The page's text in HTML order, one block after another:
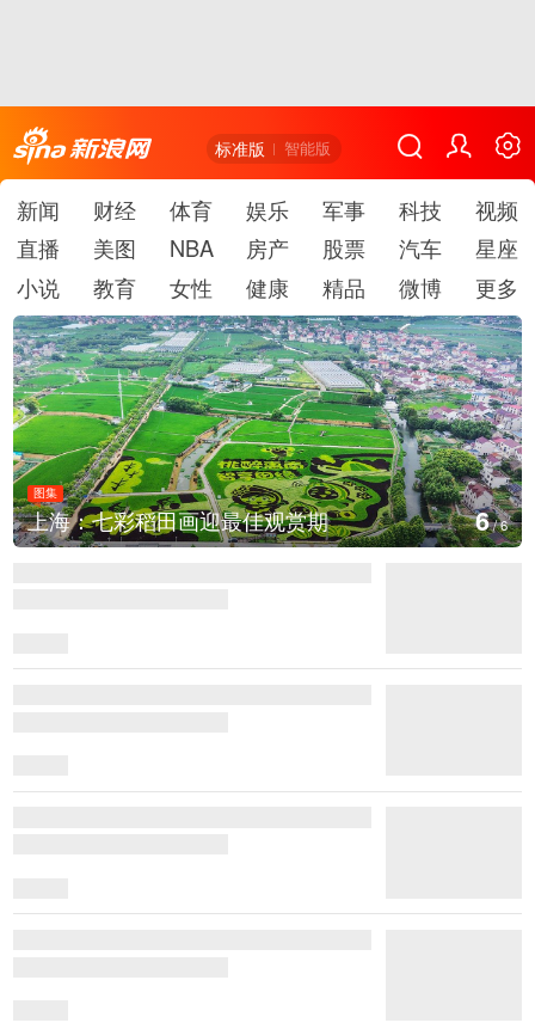
标准版 智能版
新闻 财经 体育 娱乐 军事 科技
视频
直播
美图 NBA 房产 股票 汽车
星座
小说
教育 女性 健康 精品 微博 更多
图集
上海：七彩稻田画迎最佳观赏期 6/6